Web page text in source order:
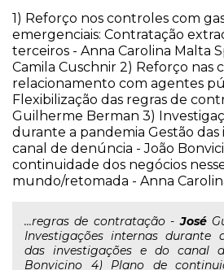
1) Reforço nos controles com
emergenciais: Contratação
terceiros - Anna Carolina Malta
Camila Cuschnir 2) Reforço nas
relacionamento com agentes
Flexibilização das regras de
Guilherme Berman 3)
durante a pandemia Gestão das
canal de denúncia - João
continuidade dos negócios
mundo/retomada - Anna
...regras de contratação -José
Investigações internas durante
das investigações e do canal
Bonvicino 4) Plano de